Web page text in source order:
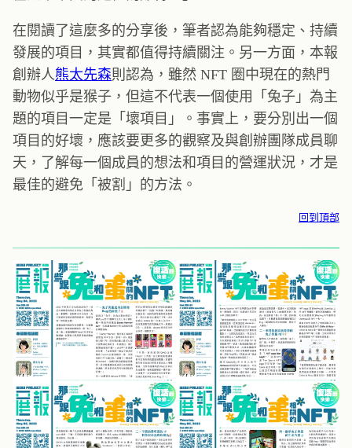
在閱讀了這麼多的分享後，筆者認為能夠穩定、持續
發展的項目，其實都值得持續關注。另一方面，本報
創辦人熊太先森則認為，雖然 NFT 圈中現在的熱門
動物似乎是猴子，但這不代表一個使用「兔子」為主
題的項目一定是「壞項目」。事實上，要分別出一個
項目的好壞，應該要更多的觀察及與創辦團隊成員聊
天，了解每一個成員的想法和項目的營運狀況，才是
最佳的避免「被割」的方法。
回到頂部